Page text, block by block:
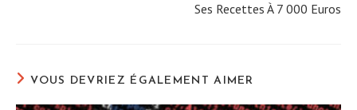
Ses Recettes À 7 000 Euros
VOUS DEVRIEZ ÉGALEMENT AIMER